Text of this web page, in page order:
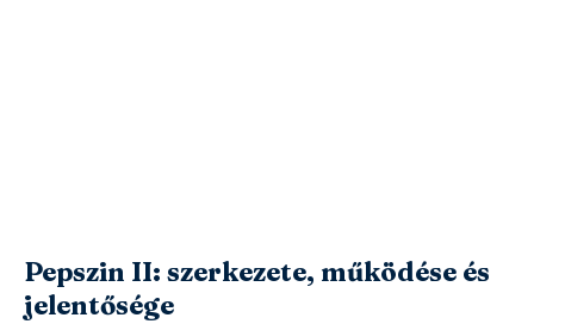
Pepszin II: szerkezete, működése és
jelentősége